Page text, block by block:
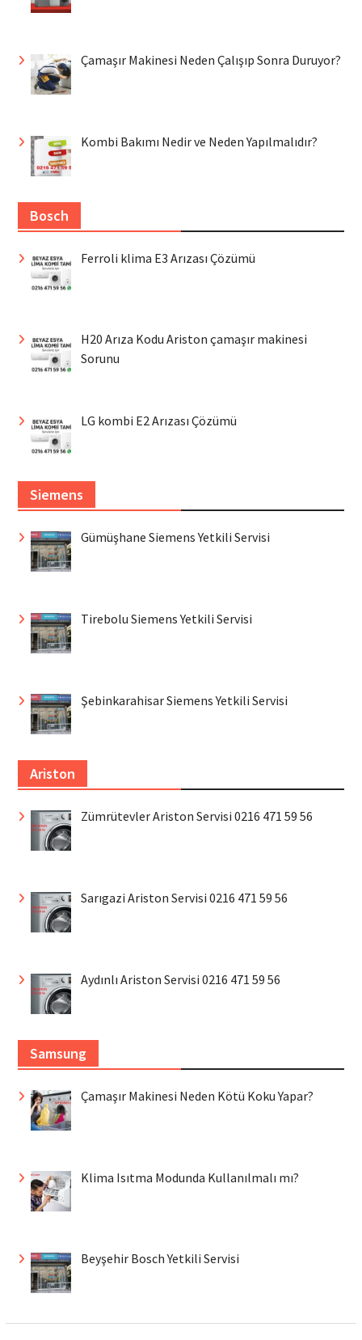
Çamaşır Makinesi Neden Çalışıp Sonra Duruyor?
Kombi Bakımı Nedir ve Neden Yapılmalıdır?
Bosch
Ferroli klima E3 Arızası Çözümü
H20 Arıza Kodu Ariston çamaşır makinesi
Sorunu
LG kombi E2 Arızası Çözümü
Siemens
Gümüşhane Siemens Yetkili Servisi
Tirebolu Siemens Yetkili Servisi
Şebinkarahisar Siemens Yetkili Servisi
Ariston
Zümrütevler Ariston Servisi 0216 471 59 56
Sarıgazi Ariston Servisi 0216 471 59 56
Aydınlı Ariston Servisi 0216 471 59 56
Samsung
Çamaşır Makinesi Neden Kötü Koku Yapar?
Klima Isıtma Modunda Kullanılmalı mı?
Beyşehir Bosch Yetkili Servisi